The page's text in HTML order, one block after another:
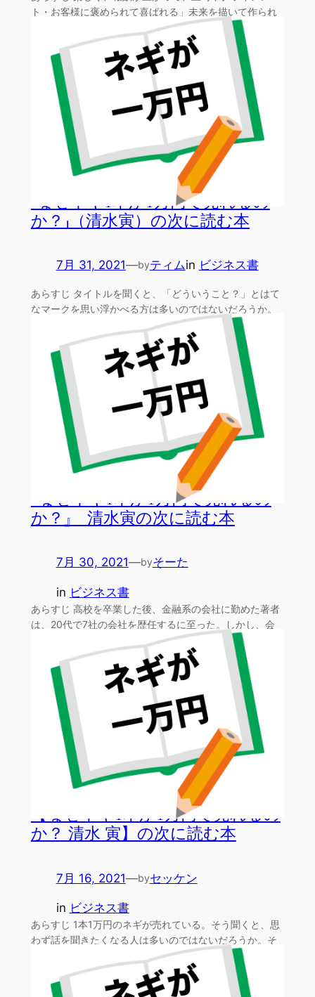
ト・お客様に褒められて喜ばれる」未来を描いて作られ
「なぜネギ1本が1万円で売れるの
か？」（清水寅）の次に読む本
7月 31, 2021—byティムin ビジネス書
あらすじ タイトルを聞くと、「どういうこと？」とはて
なマークを思い浮かべる方は多いのではないだろうか。
『なぜネギ1本が1万円で売れるの
か？』 清水寅の次に読む本
7月 30, 2021—byそーた
in ビジネス書
あらすじ 高校を卒業した後、金融系の会社に勤めた著者
は、20代で7社の会社を歴任するに至った。しかし、会
【なぜネギ1本が1万円で売れるの
か？ 清水 寅】の次に読む本
7月 16, 2021—byセッケン
in ビジネス書
あらすじ 1本1万円のネギが売れている。そう聞くと、思
わず話を聞きたくなる人は多いのではないだろうか。そ